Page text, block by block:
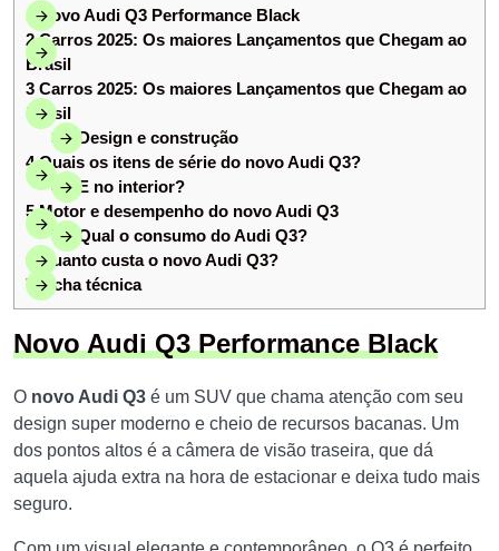
1 Novo Audi Q3 Performance Black
2Carros 2025: Os maiores Lançamentos que Chegam ao
Brasil
3 Carros 2025: Os maiores Lançamentos que Chegam ao
Brasil
3.1 Design e construção
4Quais os itens de série do novo Audi Q3?
4.1 E no interior?
5Motor e desempenho do novo Audi Q3
5.1 Qual o consumo do Audi Q3?
6 Quanto custa o novo Audi Q3?
7 Ficha técnica
Novo Audi Q3 Performance Black
O novo Audi Q3 é um SUV que chama atenção com seu
design super moderno e cheio de recursos bacanas. Um
dos pontos altos é a câmera de visão traseira, que dá
aquela ajuda extra na hora de estacionar e deixa tudo mais
seguro.